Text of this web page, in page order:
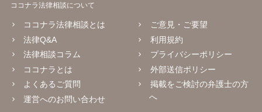
ココナラ法律相談について
ココナラ法律相談とは
法律Q&A
法律相談コラム
ココナラとは
よくあるご質問
運営へのお問い合わせ
ご意見・ご要望
利用規約
プライバシーポリシー
外部送信ポリシー
掲載をご検討の弁護士の方
へ